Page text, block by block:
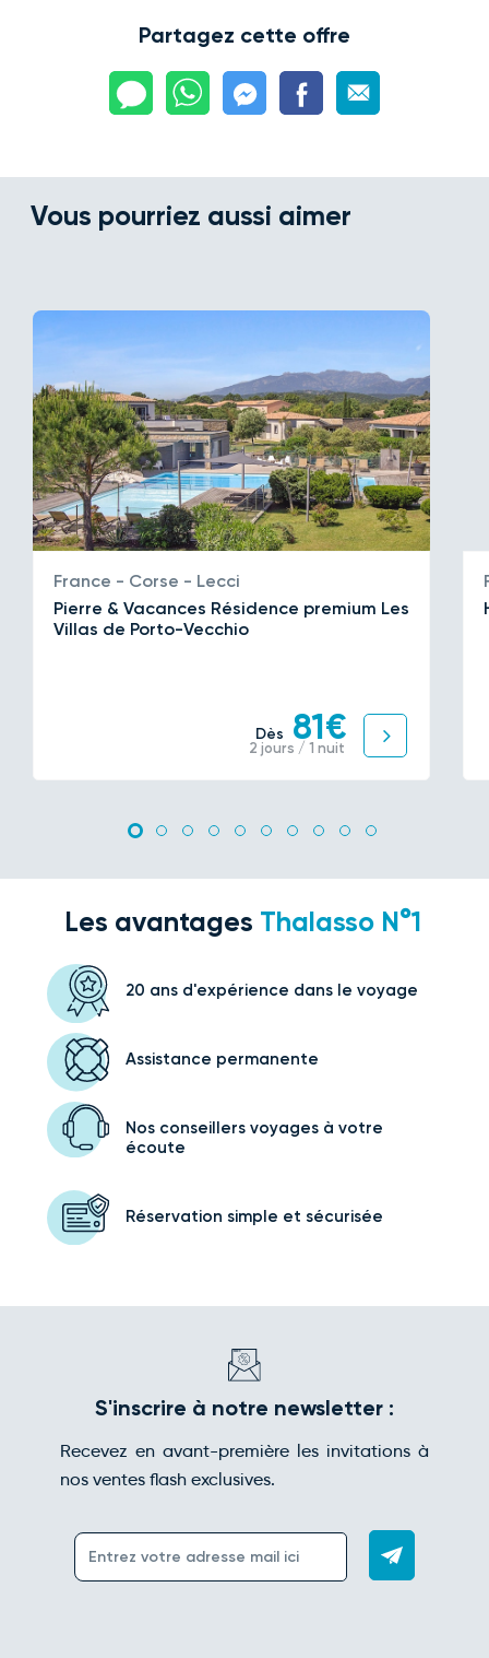
Partagez cette offre
Vous pourriez aussi aimer
France - Corse - Lecci
Pierre & Vacances Résidence premium Les
Villas de Porto-Vecchio
Dès 81€
2 jours / 1 nuit
Les avantages Thalasso N°1
20 ans d'expérience dans le voyage
Assistance permanente
Nos conseillers voyagesà votre
écoute
Réservation simple et sécurisée
S'inscrire à notre newsletter :
Recevez en avant-première les invitations à
nos ventes flash exclusives.